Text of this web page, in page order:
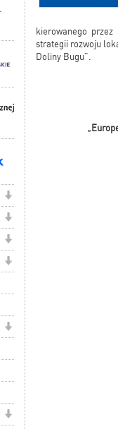
kierowanego przez
strategii rozwoju
Doliny Bugu”.